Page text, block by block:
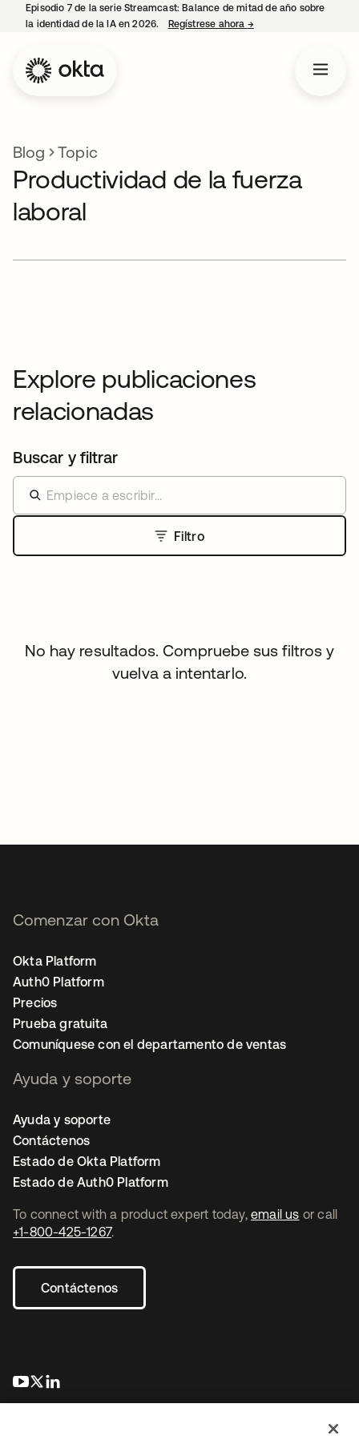
Episodio 7 de la serie Streamcast: Balance de mitad de año sobre
la identidad de la IA en 2026.
Regístrese ahora →se abre en una
Blog Topic
Productividad de la fuerza
laboral
Explore publicaciones
relacionadas
Buscar y filtrar
Filtro
No hay resultados. Compruebe sus filtros y
vuelva a intentarlo.
To connect with a product expert today, email us or call
+1-800-425-1267.
Contáctenos
se abre en una pestaña nueva
se abre en una pestaña nueva
Comenzar con Okta
Okta Platform
Auth0 Platform
Precios
Prueba gratuita
Comuníquese con el departamento de ventas
Ayuda y soporte
Ayuda y soporte
Contáctenos
Estado de Okta Platform
Estado de Auth0 Platform